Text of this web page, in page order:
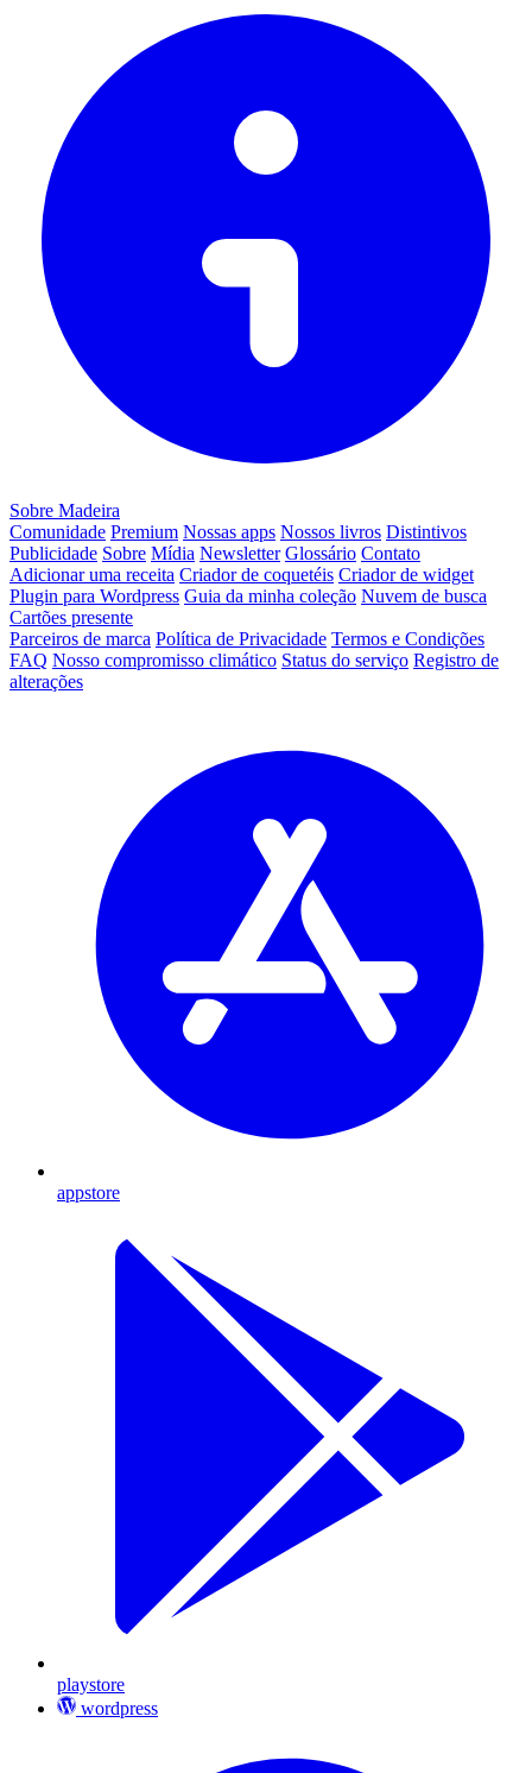
Sobre Madeira
Comunidade Premium Nossas apps Nossos livros Distintivos
Publicidade Sobre Mídia Newsletter Glossário Contato
Adicionar uma receita Criador de coquetéis Criador de widget
Plugin para Wordpress Guia da minha coleção Nuvem de busca
Cartões presente
Parceiros de marca Política de Privacidade Termos e Condições
FAQ Nosso compromisso climático Status do serviço Registro de
alterações
appstore
playstore
wordpress